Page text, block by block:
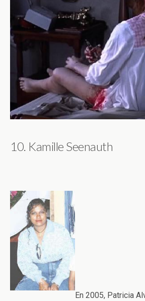
10. Kamille Seenauth
En 2005, Patricia